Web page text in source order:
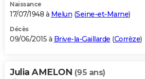
Naissance
17/07/1948 à Melun (Seine-et-Marne)
Décès
09/06/2015 à Brive-la-Gaillarde (Corrèze)
Julia AMELON (95 ans)